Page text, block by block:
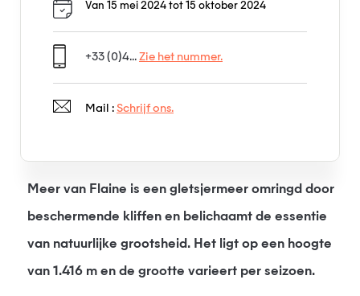
Meer van Flaine is een gletsjermeer omringd door
beschermende kliffen en belichaamt de essentie
van natuurlijke grootsheid. Het ligt op een hoogte
van 1.416 m en de grootte varieert per seizoen.
Van 15 mei 2024 tot 15 oktober 2024
+33 (0)4... Zie het nummer.
Mail : Schrijf ons.